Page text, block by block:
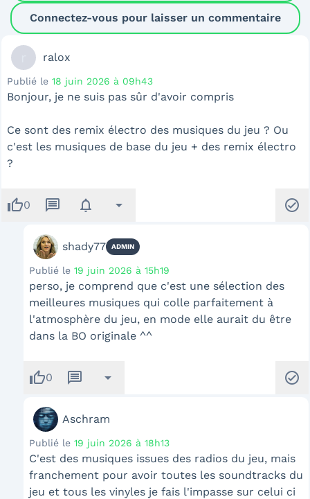
Connectez-vous pour laisser un commentaire
ralox
Publié le 18 juin 2026 à 09h43
Bonjour, je ne suis pas sûr d'avoir compris
Ce sont des remix électro des musiques du jeu ? Ou
c'est les musiques de base du jeu + des remix électro
?
thumb_up0 message notifications arrow_drop_down check_circle
shady77 ADMIN
Publié le 19 juin 2026 à 15h19
perso, je comprend que c'est une sélection des
meilleures musiques qui colle parfaitement à
l'atmosphère du jeu, en mode elle aurait du être
dans la BO originale ^^
thumb_up0 message arrow_drop_down check_circle
Aschram
Publié le 19 juin 2026 à 18h13
C'est des musiques issues des radios du jeu, mais
franchement pour avoir toutes les soundtracks du
jeu et tous les vinyles je fais l'impasse sur celui ci